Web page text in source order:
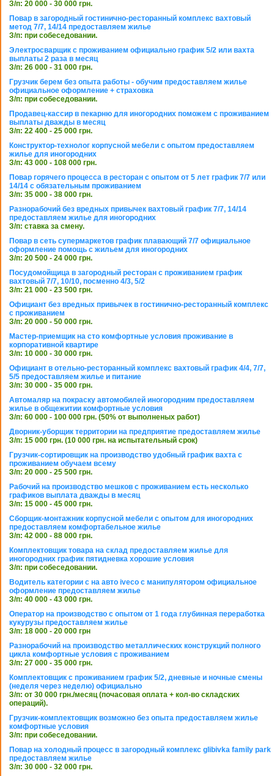
З/п: 20 000 - 30 000 грн.
Повар в загородный гостинично-ресторанный комплекс вахтовый
метод 7/7, 14/14 предоставляем жилье
З/п: при собеседовании.
Электросварщик с проживанием официально график 5/2 или вахта
выплаты 2 раза в месяц
З/п: 26 000 - 31 000 грн.
Грузчик берем без опыта работы - обучим предоставляем жилье
официальное оформление + страховка
З/п: при собеседовании.
Продавец-кассир в пекарню для иногородних поможем с проживанием
выплаты дважды в месяц
З/п: 22 400 - 25 000 грн.
Конструктор-технолог корпусной мебели с опытом предоставляем
жилье для иногородних
З/п: 43 000 - 108 000 грн.
Повар горячего процесса в ресторан с опытом от 5 лет график 7/7 или
14/14 с обязательным проживанием
З/п: 35 000 - 38 000 грн.
Разнорабочий без вредных привычек вахтовый график 7/7, 14/14
предоставляем жилье для иногородних
З/п: ставка за смену.
Повар в сеть супермаркетов график плавающий 7/7 официальное
оформление помощь с жильем для иногородних
З/п: 20 500 - 24 000 грн.
Посудомойщица в загородный ресторан с проживанием график
вахтовый 7/7, 10/10, посменно 4/3, 5/2
З/п: 21 000 - 23 500 грн.
Официант без вредных привычек в гостинично-ресторанный комплекс
с проживанием
З/п: 20 000 - 50 000 грн.
Мастер-приемщик на сто комфортные условия проживание в
корпоративной квартире
З/п: 10 000 - 30 000 грн.
Официант в отельно-ресторанный комплекс вахтовый график 4/4, 7/7,
5/5 предоставляем жилье и питание
З/п: 30 000 - 35 000 грн.
Автомаляр на покраску автомобилей иногородним предоставляем
жилье в общежитии комфортные условия
З/п: 60 000 - 100 000 грн. (50% от выполненых работ)
Дворник-уборщик территории на предприятие предоставляем жилье
З/п: 15 000 грн. (10 000 грн. на испытательный срок)
Грузчик-сортировщик на производство удобный график вахта с
проживанием обучаем всему
З/п: 20 000 - 25 500 грн.
Рабочий на производство мешков с проживанием есть несколько
графиков выплата дважды в месяц
З/п: 15 000 - 45 000 грн.
Сборщик-монтажник корпусной мебели с опытом для иногородних
предоставляем комфортабельное жилье
З/п: 42 000 - 88 000 грн.
Комплектовщик товара на склад предоставляем жилье для
иногородних график пятидневка хорошие условия
З/п: при собеседовании.
Водитель категории с на авто iveco с манипулятором официальное
оформление предоставляем жилье
З/п: 40 000 - 43 000 грн.
Оператор на производство с опытом от 1 года глубинная переработка
кукурузы предоставляем жилье
З/п: 18 000 - 20 000 грн
Разнорабочий на производство металлических конструкций полного
цикла комфортные условия с проживанием
З/п: 27 000 - 35 000 грн.
Комплектовщик с проживанием график 5/2, дневные и ночные смены
(неделя через неделю) официально
З/п: от 30 000 грн./месяц (почасовая оплата + кол-во складских
операций).
Грузчик-комплектовщик возможно без опыта предоставляем жилье
комфортные условия
З/п: при собеседовании.
Повар на холодный процесс в загородный комплекс glibivka family park
предоставляем жилье
З/п: 30 000 - 32 000 грн.